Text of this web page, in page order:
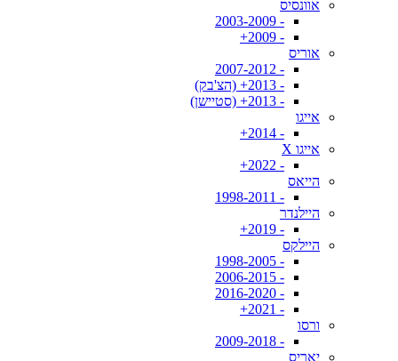
אוונסיס
- 2003-2009
- 2009+
אוריס
- 2007-2012
- 2013+ (הצ'בק)
- 2013+ (סטיישן)
אייגו
- 2014+
אייגו X
- 2022+
הייאס
- 1998-2011
היילנדר
- 2019+
היילקס
- 1998-2005
- 2006-2015
- 2016-2020
- 2021+
ורסו
- 2009-2018
יאריס